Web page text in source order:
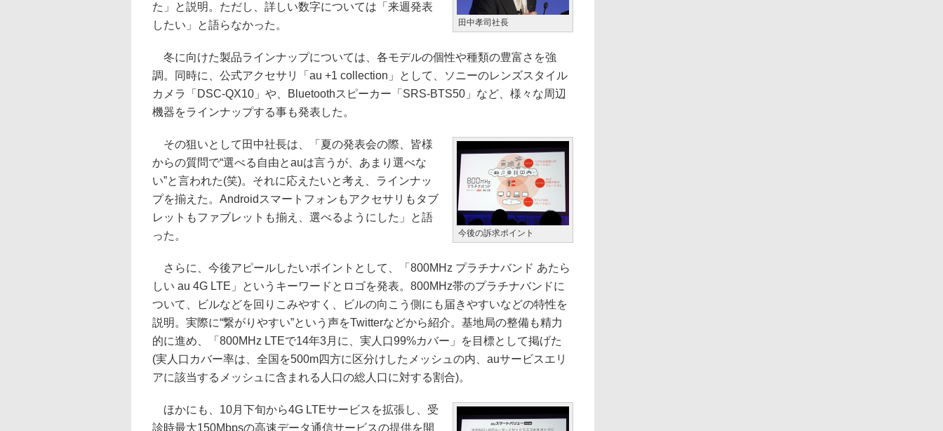
田中孝司社長
た」と説明。ただし、詳しい数字については「来週発表
したい」と語らなかった。
冬に向けた製品ラインナップについては、各モデルの個性や種類の豊富さを強
調。同時に、公式アクセサリ「au +1 collection」として、ソニーのレンズスタイル
カメラ「DSC-QX10」や、Bluetoothスピーカー「SRS-BTS50」など、様々な周辺
機器をラインナップする事も発表した。
今後の訴求ポイント
その狙いとして田中社長は、「夏の発表会の際、皆様
からの質問で“選べる自由とauは言うが、あまり選べな
い”と言われた(笑)。それに応えたいと考え、ラインナッ
プを揃えた。Androidスマートフォンもアクセサリもタブ
レットもファブレットも揃え、選べるようにした」と語
った。
さらに、今後アピールしたいポイントとして、「800MHz プラチナバンド あたら
しい au 4G LTE」というキーワードとロゴを発表。800MHz帯のプラチナバンドに
ついて、ビルなどを回りこみやすく、ビルの向こう側にも届きやすいなどの特性を
説明。実際に“繋がりやすい”という声をTwitterなどから紹介。基地局の整備も精力
的に進め、「800MHz LTEで14年3月に、実人口99%カバー」を目標として掲げた
(実人口カバー率は、全国を500m四方に区分けしたメッシュの内、auサービスエリ
アに該当するメッシュに含まれる人口の総人口に対する割合)。
ほかにも、10月下旬から4G LTEサービスを拡張し、受
診時最大150Mbpsの高速データ通信サービスの提供を開